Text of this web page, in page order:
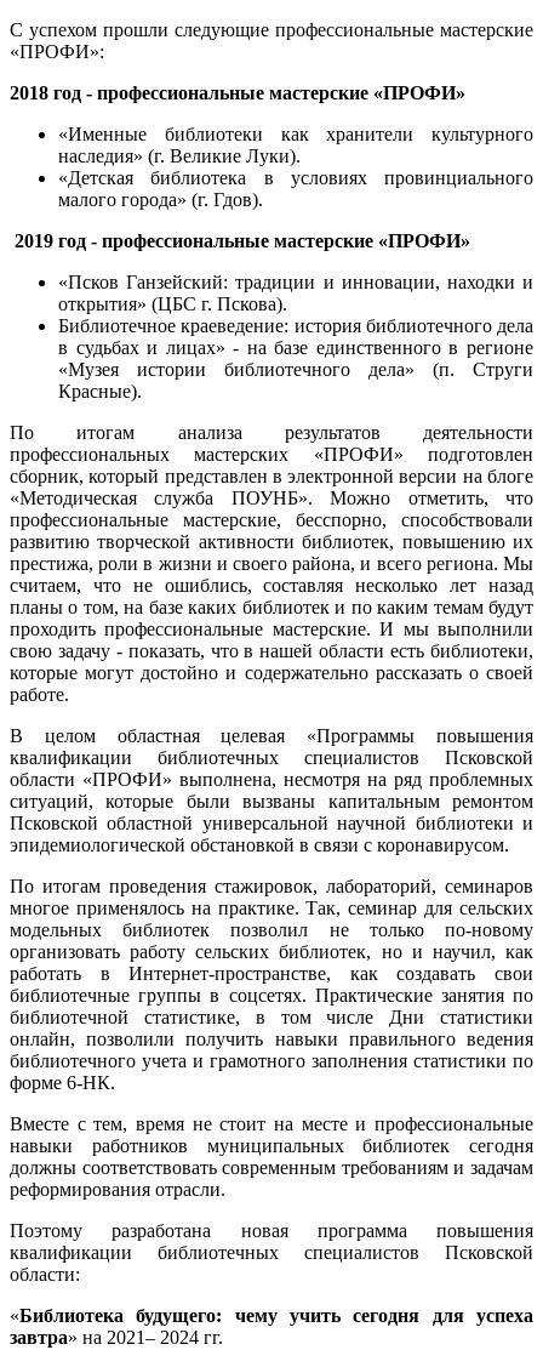
С успехом прошли следующие профессиональные мастерские
«ПРОФИ»:
2018 год - профессиональные мастерские «ПРОФИ»
«Именные библиотеки как хранители культурного
наследия» (г. Великие Луки).
«Детская библиотека в условиях провинциального
малого города» (г. Гдов).
2019 год - профессиональные мастерские «ПРОФИ»
«Псков Ганзейский: традиции и инновации, находки и
открытия» (ЦБС г. Пскова).
Библиотечное краеведение: история библиотечного дела
в судьбах и лицах» - на базе единственного в регионе
«Музея истории библиотечного дела» (п. Струги
Красные).
По итогам анализа результатов деятельности
профессиональных мастерских «ПРОФИ» подготовлен
сборник, который представлен в электронной версии на блоге
«Методическая служба ПОУНБ». Можно отметить, что
профессиональные мастерские, бесспорно, способствовали
развитию творческой активности библиотек, повышению их
престижа, роли в жизни и своего района, и всего региона. Мы
считаем, что не ошиблись, составляя несколько лет назад
планы о том, на базе каких библиотек и по каким темам будут
проходить профессиональные мастерские. И мы выполнили
свою задачу - показать, что в нашей области есть библиотеки,
которые могут достойно и содержательно рассказать о своей
работе.
В целом областная целевая «Программы повышения
квалификации библиотечных специалистов Псковской
области «ПРОФИ» выполнена, несмотря на ряд проблемных
ситуаций, которые были вызваны капитальным ремонтом
Псковской областной универсальной научной библиотеки и
эпидемиологической обстановкой в связи с коронавирусом.
По итогам проведения стажировок, лабораторий, семинаров
многое применялось на практике. Так, семинар для сельских
модельных библиотек позволил не только по-новому
организовать работу сельских библиотек, но и научил, как
работать в Интернет-пространстве, как создавать свои
библиотечные группы в соцсетях. Практические занятия по
библиотечной статистике, в том числе Дни статистики
онлайн, позволили получить навыки правильного ведения
библиотечного учета и грамотного заполнения статистики по
форме 6-НК.
Вместе с тем, время не стоит на месте и профессиональные
навыки работников муниципальных библиотек сегодня
должны соответствовать современным требованиям и задачам
реформирования отрасли.
Поэтому разработана новая программа повышения
квалификации библиотечных специалистов Псковской
области:
«Библиотека будущего: чему учить сегодня для успеха
завтра» на 2021– 2024 гг.